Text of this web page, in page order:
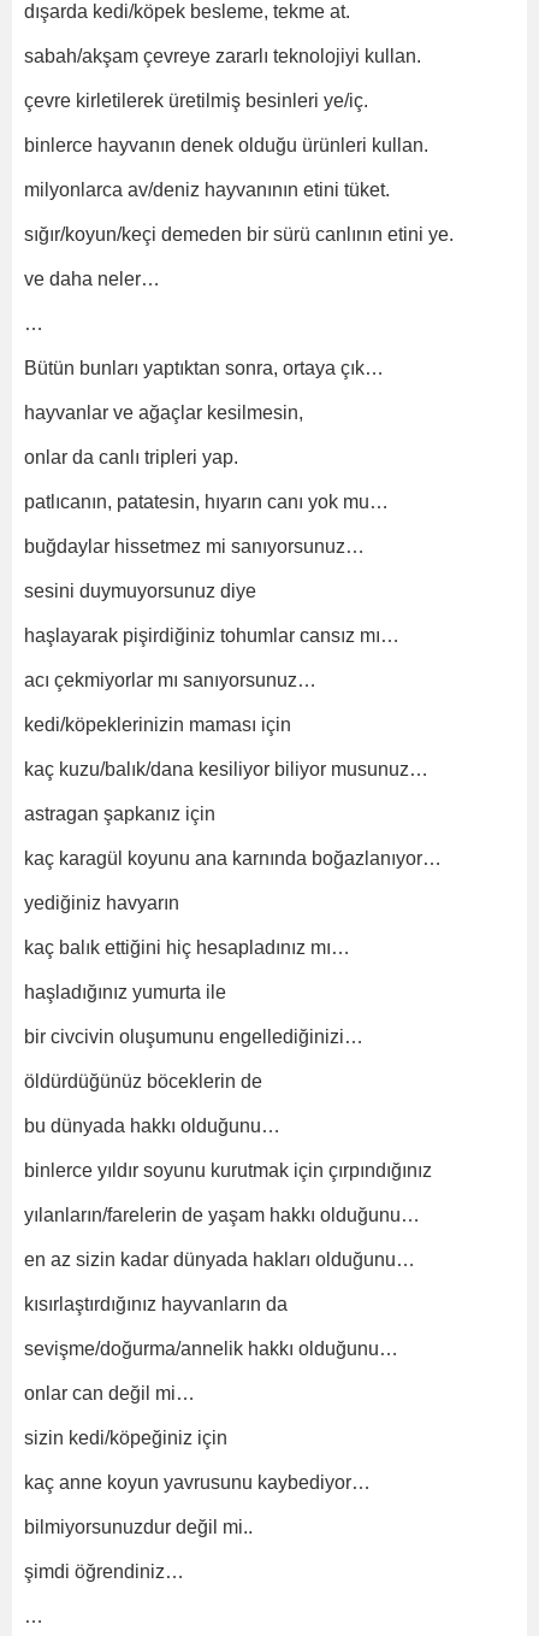
dışarda kedi/köpek besleme, tekme at.
sabah/akşam çevreye zararlı teknolojiyi kullan.
çevre kirletilerek üretilmiş besinleri ye/iç.
binlerce hayvanın denek olduğu ürünleri kullan.
milyonlarca av/deniz hayvanının etini tüket.
sığır/koyun/keçi demeden bir sürü canlının etini ye.
ve daha neler…
…
Bütün bunları yaptıktan sonra, ortaya çık…
hayvanlar ve ağaçlar kesilmesin,
onlar da canlı tripleri yap.
patlıcanın, patatesin, hıyarın canı yok mu…
buğdaylar hissetmez mi sanıyorsunuz…
sesini duymuyorsunuz diye
haşlayarak pişirdiğiniz tohumlar cansız mı…
acı çekmiyorlar mı sanıyorsunuz…
kedi/köpeklerinizin maması için
kaç kuzu/balık/dana kesiliyor biliyor musunuz…
astragan şapkanız için
kaç karagül koyunu ana karnında boğazlanıyor…
yediğiniz havyarın
kaç balık ettiğini hiç hesapladınız mı…
haşladığınız yumurta ile
bir civcivin oluşumunu engellediğinizi…
öldürdüğünüz böceklerin de
bu dünyada hakkı olduğunu…
binlerce yıldır soyunu kurutmak için çırpındığınız
yılanların/farelerin de yaşam hakkı olduğunu…
en az sizin kadar dünyada hakları olduğunu…
kısırlaştırdığınız hayvanların da
sevişme/doğurma/annelik hakkı olduğunu…
onlar can değil mi…
sizin kedi/köpeğiniz için
kaç anne koyun yavrusunu kaybediyor…
bilmiyorsunuzdur değil mi..
şimdi öğrendiniz…
…